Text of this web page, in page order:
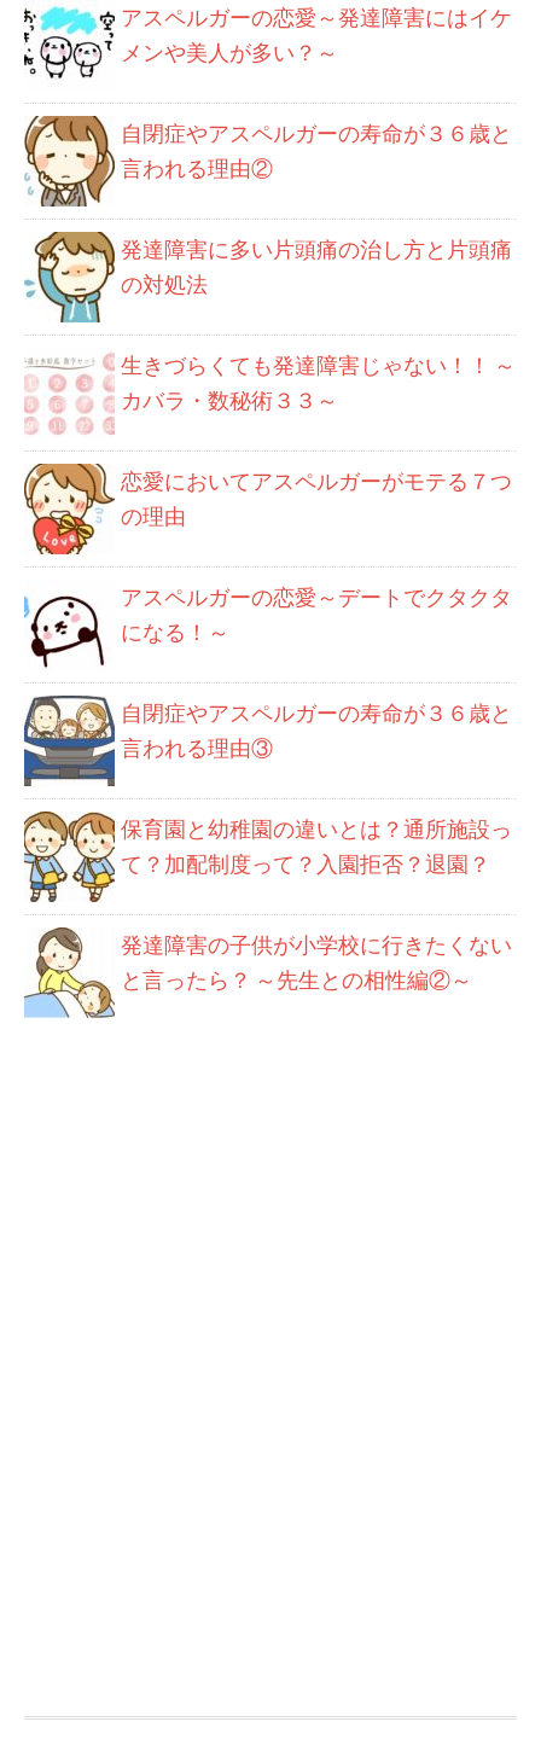
アスペルガーの恋愛～発達障害にはイケ
メンや美人が多い？～
自閉症やアスペルガーの寿命が３６歳と
言われる理由②
発達障害に多い片頭痛の治し方と片頭痛
の対処法
生きづらくても発達障害じゃない！！ ～
カバラ・数秘術３３～
恋愛においてアスペルガーがモテる７つ
の理由
アスペルガーの恋愛～デートでクタクタ
になる！～
自閉症やアスペルガーの寿命が３６歳と
言われる理由③
保育園と幼稚園の違いとは？通所施設っ
て？加配制度って？入園拒否？退園？
発達障害の子供が小学校に行きたくない
と言ったら？ ～先生との相性編②～